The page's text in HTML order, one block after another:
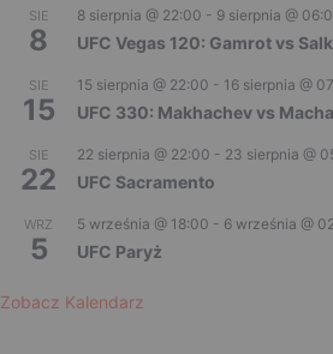
SIE
8
8 sierpnia @ 22:00 - 9 sierpnia @
UFC Vegas 120: Gamrot vs
SIE
15
15 sierpnia @ 22:00 - 16 sierpnia @
UFC 330: Makhachev vs
SIE
22
22 sierpnia @ 22:00 - 23 sierpnia @
UFC Sacramento
WRZ
5
5 września @ 18:00 - 6 września @
UFC Paryż
Zobacz Kalendarz